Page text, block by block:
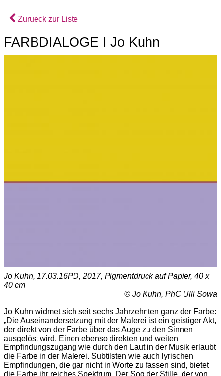
Zurueck zur Liste
FARBDIALOGE I Jo Kuhn
Jo Kuhn, 17.03.16PD, 2017, Pigmentdruck auf Papier, 40 x
40 cm
© Jo Kuhn, PhC Ulli Sowa
Jo Kuhn widmet sich seit sechs Jahrzehnten ganz der Farbe:
„Die Auseinandersetzung mit der Malerei ist ein geistiger Akt,
der direkt von der Farbe über das Auge zu den Sinnen
ausgelöst wird. Einen ebenso direkten und weiten
Empfindungszugang wie durch den Laut in der Musik erlaubt
die Farbe in der Malerei. Subtilsten wie auch lyrischen
Empfindungen, die gar nicht in Worte zu fassen sind, bietet
die Farbe ihr reiches Spektrum. Der Sog der Stille, der von